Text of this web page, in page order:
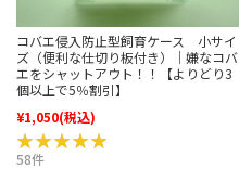
コバエ侵入防止型飼育ケース 小サイ
ズ（便利な仕切り板付き）｜嫌なコバ
エをシャットアウト！！【よりどり3
個以上で5％割引】
¥1,050(税込)
★★★★★
★★★★★
58件